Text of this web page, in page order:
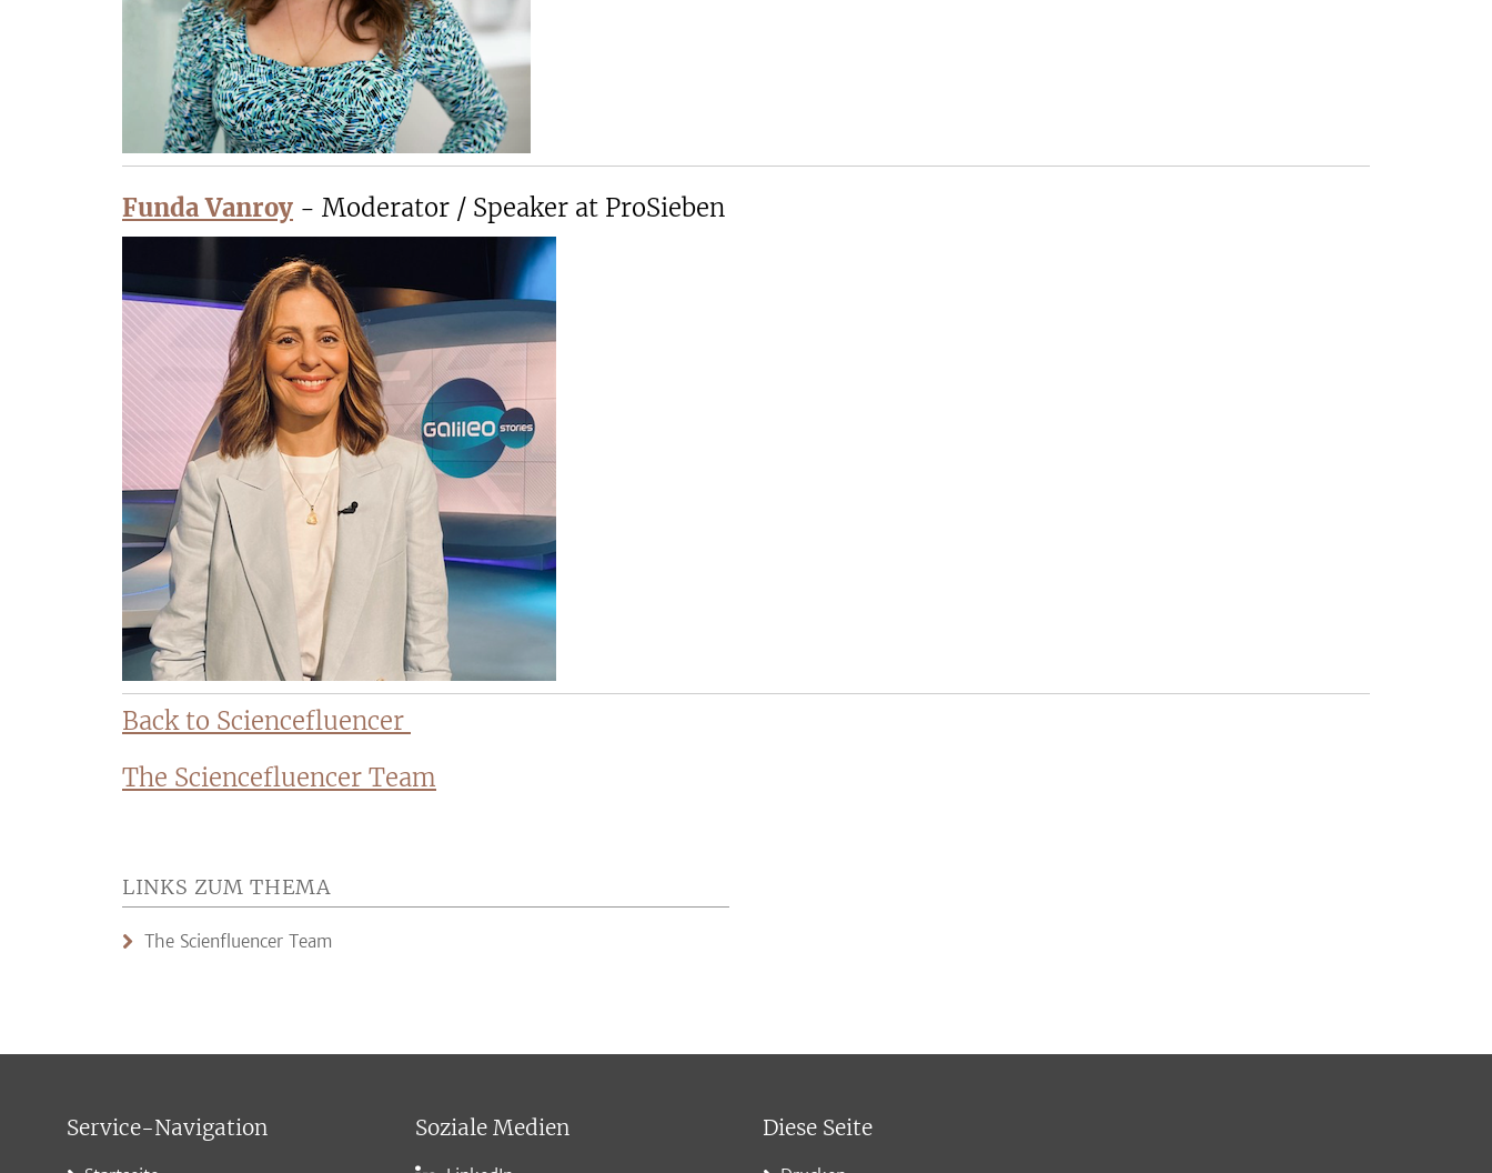
Funda Vanroy - Moderator / Speaker at ProSieben
Back to Sciencefluencer
The Sciencefluencer Team
LINKS ZUM THEMA
The Scienfluencer Team
Service-Navigation Soziale Medien Diese Seite